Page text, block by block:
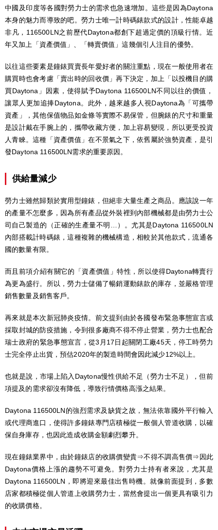
中國及印度等各國對勞力士的需求也急速增加。這些是因為Daytona
本身的魅力而導致的吧。勞力士唯一計時碼錶款式的設計，性能卓越
非凡，116500LN之前歷代Daytona都創下超過定價的頂級行情。近
年又加上「資產價值」、「轉賣價值」這幾個引人注目的優勢。
以往這些要素是鐘錶買賣長年愛好者的關注重點，現在一般使用者在
購買時也會考慮「賣出時的回收價」再下決定，加上「以投機目的購
買Daytona」因素，使得賦予Daytona 116500LN不同以往的價值，
讓眾人更加追捧Daytona。此外，越來越多人視Daytona為「可攜帶
資產」，其他保值物品如金條等實際不易保管，但腕錶的尺寸和重量
是設計戴在手腕上的，攜帶收藏方便，加上容易變現，所以更受投資
人青睞。這種「資產價值」在不景氣之下，依舊屬於強勢資產，是引
發Daytona 116500LN需求的重要原因。
供給量減少
勞力士雖然歸類於實用型鐘錶，但絕非大量生產之商品。應該說一年
的產量不怎麼多，因為所有產品從外裝裡到內部機械都是由勞力士公
司自己製造的（正確的生產量不明…）。尤其是Daytona 116500LN
內部搭載計時碼錶，這種複雜的機械構造，相較於其他款式，流通各
國的數量有限。
而且前項介紹有關它的「資產價值」特性，所以使得Daytona轉賣行
為更為盛行。所以，勞力士儲備了暢銷運動錶款的庫存，並嚴格管理
銷售數量及銷售客戶。
再來就是本次新冠肺炎疫情。前文提到由於各國發布緊急事態宣言或
採取封城的防疫措施，令到很多廠商不得不停止營業，勞力士也配合
瑞士政府的緊急事態宣言，從3月17日起關閉工廠45天，停工時勞力
士完全停止出貨，預估2020年的製造時間會因此減少12%以上。
也就是說，市場上陷入Daytona慢性供給不足（勞力士不足），但前
項提及的需求卻沒有降低，導致行情價格高漲之結果。
Daytona 116500LN的強烈需求及缺貨之故，無法依靠國外平行輸入
或代理商進口，使得許多鐘錶專門店積極從一般個人管道收購，以確
保自身庫存，也因此造成收購金額劇烈攀升。
現在鐘錶業界中，由於鐘錶店的收購價變貴⇒不得不調高售價⇒因此
Daytona價格上漲的趨勢不可避免。對勞力士持有者來說，尤其是
Daytona 116500LN，即將迎來最佳出售時機。就像前面提到，多數
店家都積極從個人管道上收購勞力士，當然會提出一個更具有吸引力
的收購價格。